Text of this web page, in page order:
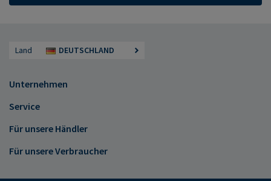
Land DEUTSCHLAND
Unternehmen
Service
Für unsere Händler
Für unsere Verbraucher